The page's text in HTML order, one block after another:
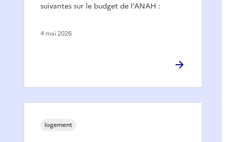
suivantes sur le budget de l’ANAH :
4 mai 2026
logement